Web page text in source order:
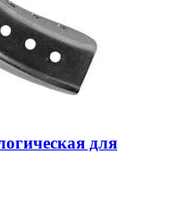
для